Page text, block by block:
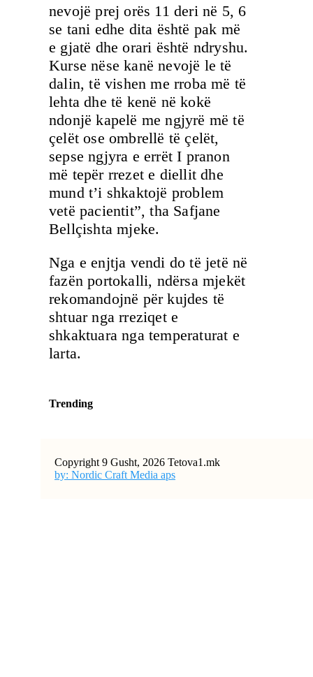
nevojë prej orës 11 deri në 5, 6
se tani edhe dita është pak më
e gjatë dhe orari është ndryshu.
Kurse nëse kanë nevojë le të
dalin, të vishen me rroba më të
lehta dhe të kenë në kokë
ndonjë kapelë me ngjyrë më të
çelët ose ombrellë të çelët,
sepse ngjyra e errët I pranon
më tepër rrezet e diellit dhe
mund t’i shkaktojë problem
vetë pacientit”, tha Safjane
Bellçishta mjeke.
Nga e enjtja vendi do të jetë në
fazën portokalli, ndërsa mjekët
rekomandojnë për kujdes të
shtuar nga rreziqet e
shkaktuara nga temperaturat e
larta.
Trending
Copyright 9 Gusht, 2026 Tetova1.mk
by: Nordic Craft Media aps